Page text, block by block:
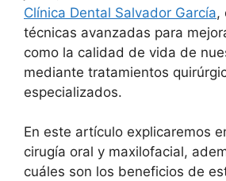
Clínica Dental Salvador García,
técnicas avanzadas para
como la calidad de vida de
mediante tratamientos
especializados.
En este artículo explicaremos
cirugía oral y maxilofacial,
cuáles son los beneficios de